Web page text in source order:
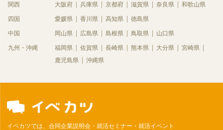
関西 大阪府 兵庫県 京都府 滋賀県 奈良県 和歌山県
四国 愛媛県 香川県 高知県 徳島県
中国 岡山県 広島県 島根県 鳥取県 山口県
九州・沖縄 福岡県 佐賀県 長崎県 熊本県 大分県
宮崎県
鹿児島県
沖縄県
イベカツでは、合同企業説明会・就活セミナー・就活イベント